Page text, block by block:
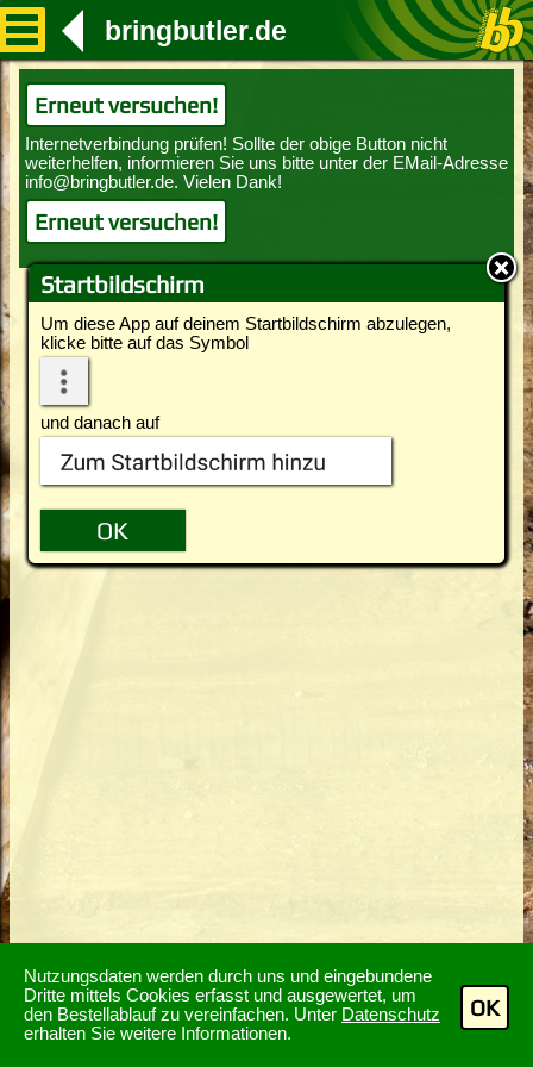
Nutzungsdaten werden durch uns und eingebundene
Dritte mittels Cookies erfasst und ausgewertet, um
den Bestellablauf zu vereinfachen. Unter Datenschutz
erhalten Sie weitere Informationen.
OK
Startbildschirm
Um diese App auf deinem Startbildschirm abzulegen,
klicke bitte auf das Symbol
und danach auf
bringbutler.de
Erneut versuchen!
Erneut versuchen!